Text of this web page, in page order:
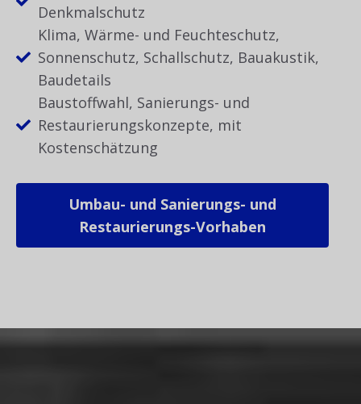
Denkmalschutz
Klima, Wärme- und Feuchteschutz,
Sonnenschutz, Schallschutz, Bauakustik,
Baudetails
Baustoffwahl, Sanierungs- und
Restaurierungskonzepte, mit
Kostenschätzung
Umbau- und Sanierungs- und
Restaurierungs-Vorhaben